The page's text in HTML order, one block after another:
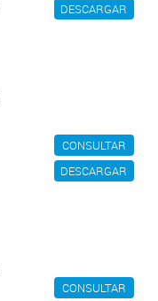
DESCARGAR
CONSULTAR
DESCARGAR
CONSULTAR